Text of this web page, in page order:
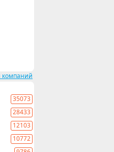
компаний
35073
28433
12103
10772